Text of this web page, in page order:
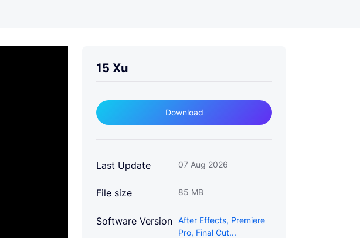
15 Xu
Download
Last Update 07 Aug 2026
File size 85 MB
Software Version After Effects, Premiere
Pro, Final Cut...